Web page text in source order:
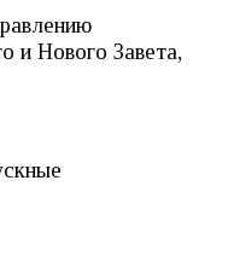
и Нового Завета,